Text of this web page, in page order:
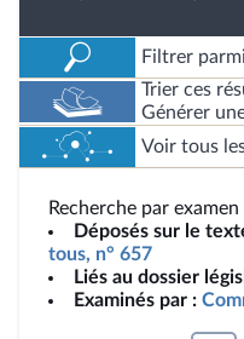
Filtrer
Trier ces
Générer
Voir tous
Recherche par
Déposés sur le
tous, n° 657
Liés au dossier
Examinés par :